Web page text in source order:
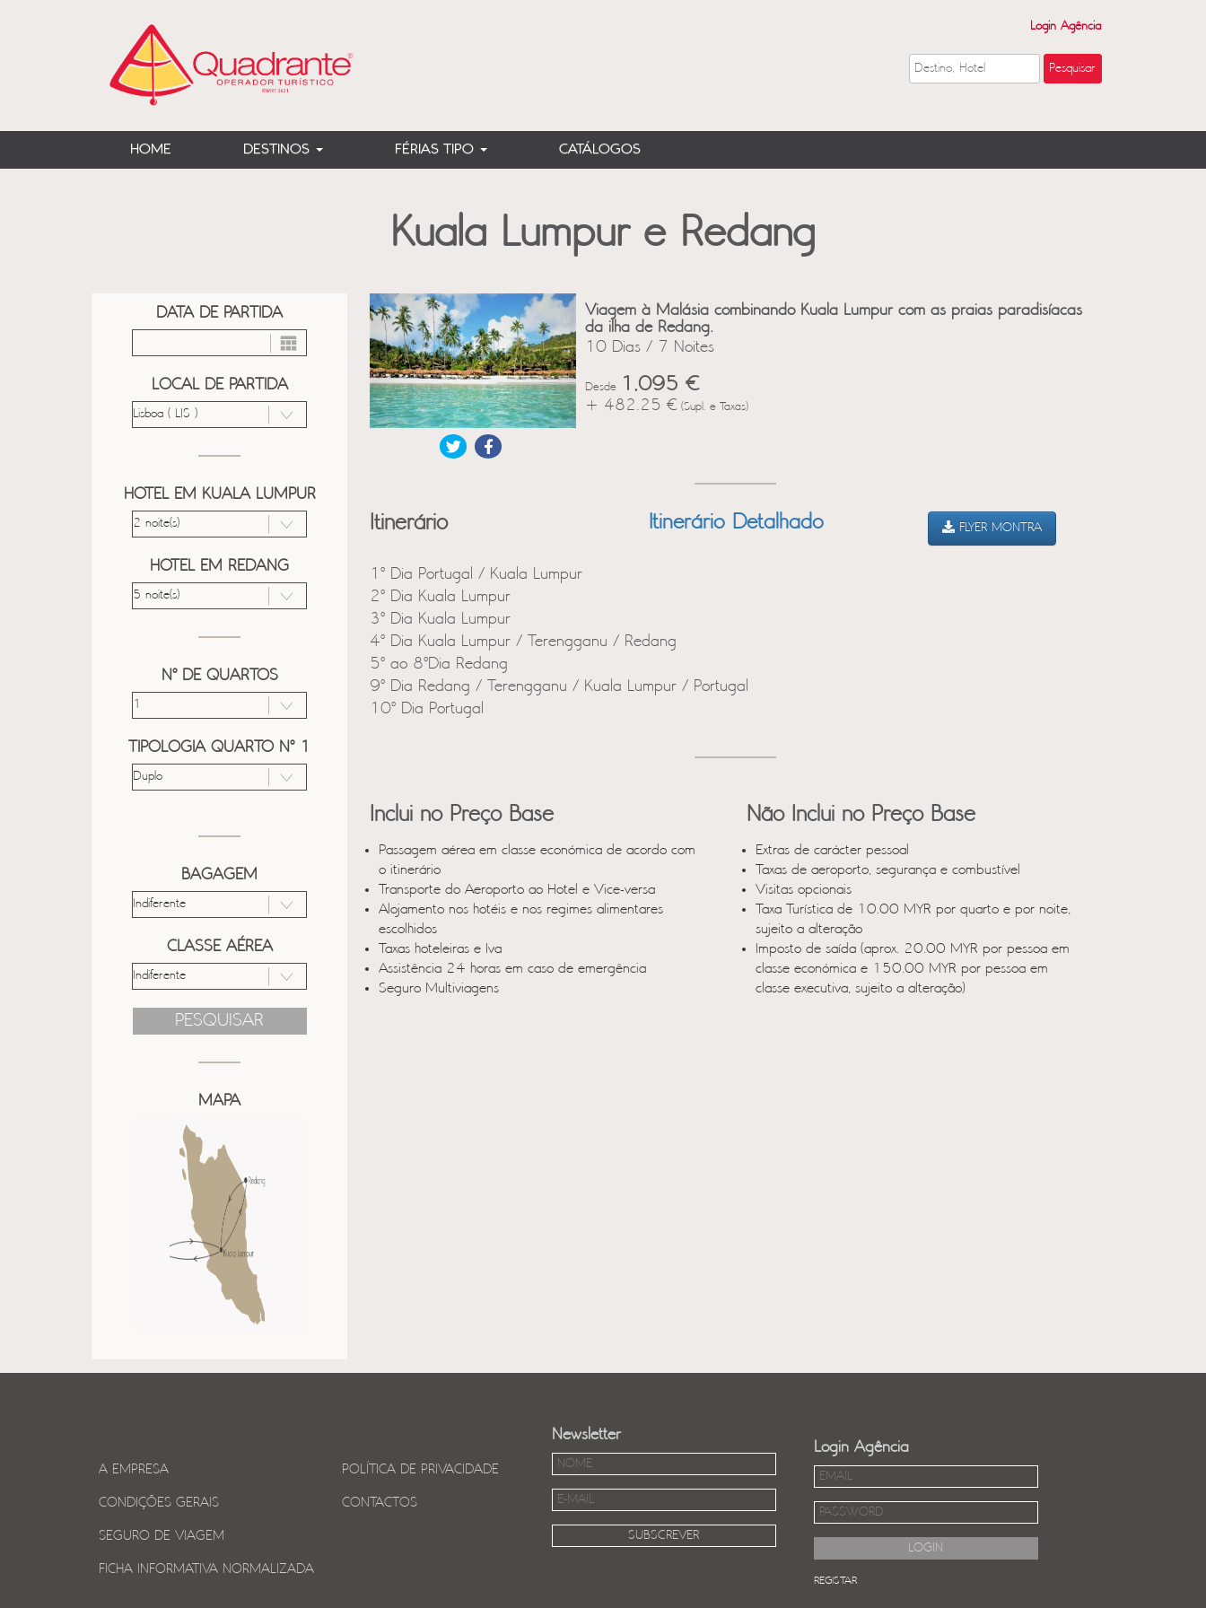
Login Agência
HOME DESTINOS FÉRIAS TIPO CATÁLOGOS
Kuala Lumpur e Redang
DATA DE PARTIDA
LOCAL DE PARTIDA
HOTEL EM KUALA LUMPUR
HOTEL EM REDANG
Nº DE QUARTOS
TIPOLOGIA QUARTO Nº 1
BAGAGEM
CLASSE AÉREA
PESQUISAR
MAPA
Viagem à Malásia combinando Kuala Lumpur com as praias paradisíacas
da ilha de Redang.
10 Dias / 7 Noites
Desde 1,095 €
+ 482.25 € (Supl. e Taxas)
Itinerário Itinerário Detalhado FLYER MONTRA
1º Dia Portugal / Kuala Lumpur
2º Dia Kuala Lumpur
3º Dia Kuala Lumpur
4º Dia Kuala Lumpur / Terengganu / Redang
5º ao 8ºDia Redang
9º Dia Redang / Terengganu / Kuala Lumpur / Portugal
10º Dia Portugal
Inclui no Preço Base
Passagem aérea em classe económica de acordo com
o itinerário
Transporte do Aeroporto ao Hotel e Vice-versa
Alojamento nos hotéis e nos regimes alimentares
escolhidos
Taxas hoteleiras e Iva
Assistência 24 horas em caso de emergência
Seguro Multiviagens
Não Inclui no Preço Base
Extras de carácter pessoal
Taxas de aeroporto, segurança e combustível
Visitas opcionais
Taxa Turística de 10.00 MYR por quarto e por noite,
sujeito a alteração
Imposto de saída (aprox. 20.00 MYR por pessoa em
classe económica e 150.00 MYR por pessoa em
classe executiva, sujeito a alteração)
A EMPRESA
CONDIÇÕES GERAIS
SEGURO DE VIAGEM
FICHA INFORMATIVA NORMALIZADA
POLÍTICA DE PRIVACIDADE
CONTACTOS
Newsletter
Login Agência
REGISTAR